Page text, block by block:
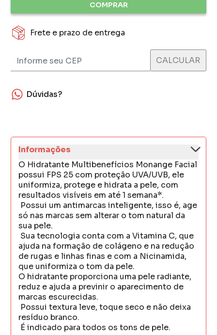
COMPRAR
Frete e prazo de entrega
Dúvidas?
Informações
O Hidratante Multibenefícios Monange Facial
possui FPS 25 com proteção UVA/UVB, ele
uniformiza, protege e hidrata a pele, com
resultados visíveis em até 1 semana*.
Possui um antimarcas inteligente, isso é, age
só nas marcas sem alterar o tom natural da
sua pele.
Sua tecnologia conta com a Vitamina C, que
ajuda na formação de colágeno e na redução
de rugas e linhas finas e com a Nicinamida,
que uniformiza o tom da pele.
O hidratante proporciona uma pele radiante,
reduz e ajuda a previnir o aparecimento de
marcas escurecidas.
Possui textura leve, toque seco e não deixa
resíduo branco.
É indicado para todos os tons de pele.